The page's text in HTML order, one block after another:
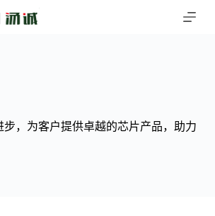
步，为客户提供卓越的芯片产品，助力